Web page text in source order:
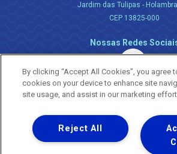
Jardim das Tulipas - Holambra
CEP 13825-000
Nossas Redes
Uma empresa
Copyright ® 2026 - Todos os
By clicking “Accept All Cookies”, you agree
cookies on your device to enhance site
site usage, and assist in our marketing
Reject All